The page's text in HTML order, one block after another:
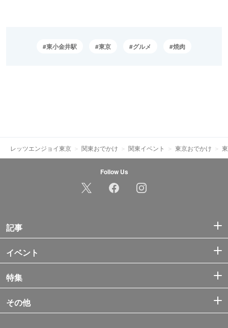
東小金井駅 東京 グルメ 焼肉
レッツエンジョイ東京 関東おでかけ 関東イベント 東京おでかけ
Follow Us
記事
イベント
特集
その他